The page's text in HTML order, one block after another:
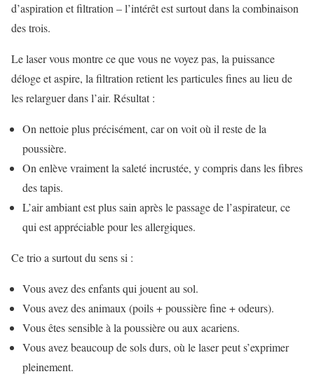
d’aspiration et filtration – l’intérêt est surtout dans la combinaison
des trois.
Le laser vous montre ce que vous ne voyez pas, la puissance
déloge et aspire, la filtration retient les particules fines au lieu de
les relarguer dans l’air. Résultat :
On nettoie plus précisément, car on voit où il reste de la
poussière.
On enlève vraiment la saleté incrustée, y compris dans les fibres
des tapis.
L’air ambiant est plus sain après le passage de l’aspirateur, ce
qui est appréciable pour les allergiques.
Ce trio a surtout du sens si :
Vous avez des enfants qui jouent au sol.
Vous avez des animaux (poils + poussière fine + odeurs).
Vous êtes sensible à la poussière ou aux acariens.
Vous avez beaucoup de sols durs, où le laser peut s’exprimer
pleinement.